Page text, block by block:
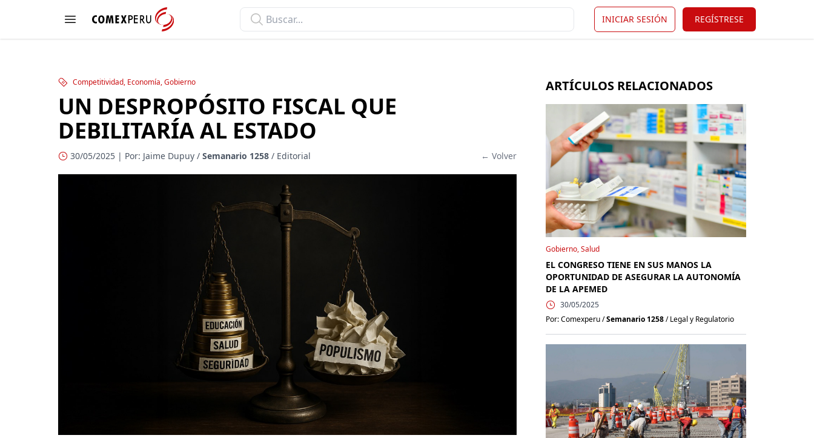
Open menu
ComexPerú INICIAR SESIÓN REGÍSTRESE
Competitividad, Economía, Gobierno
UN DESPROPÓSITO FISCAL QUE
DEBILITARÍA AL ESTADO
30/05/2025 | Por: Jaime Dupuy / Semanario 1258 / Editorial ← Volver
ARTÍCULOS RELACIONADOS
Gobierno, Salud
EL CONGRESO TIENE EN SUS MANOS LA
OPORTUNIDAD DE ASEGURAR LA AUTONOMÍA
DE LA APEMED
30/05/2025
Por: Comexperu /Semanario 1258/ Legal y Regulatorio